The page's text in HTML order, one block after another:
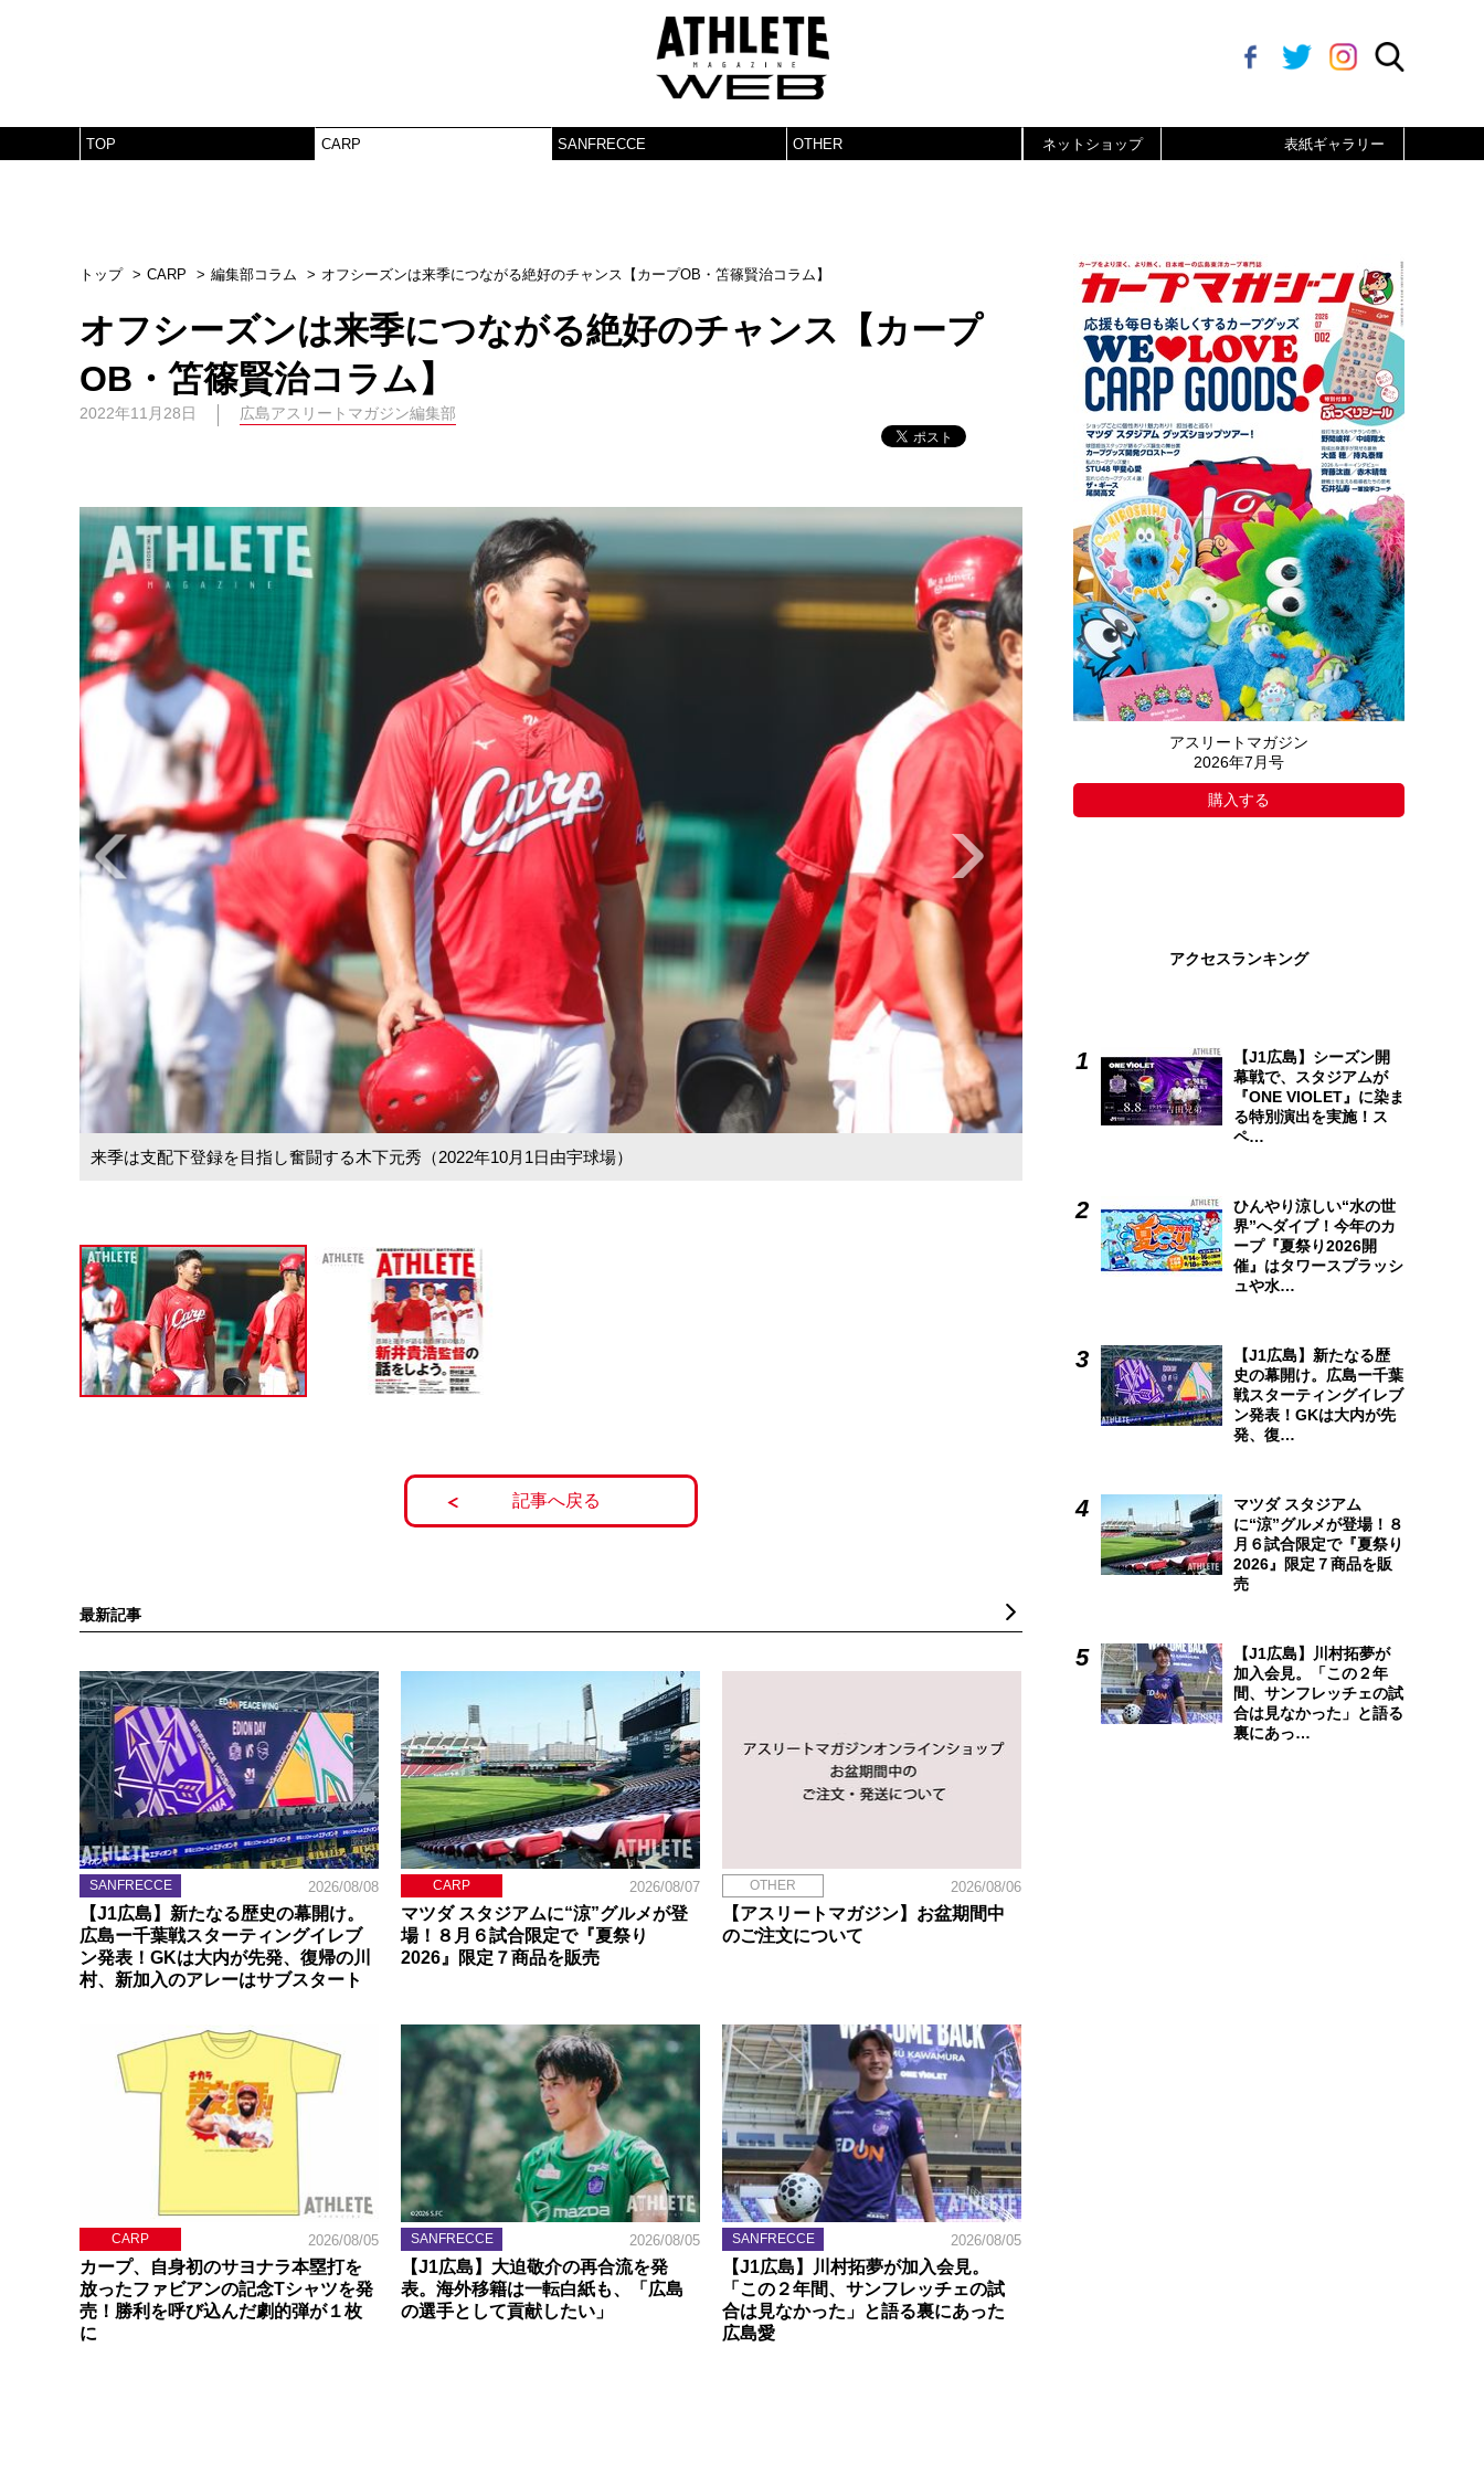
TOP CARP SANFRECCE OTHER ネットショップ 表紙ギャラリー
トップ CARP 編集部コラム オフシーズンは来季につながる絶好のチャンス【カープOB・笘篠賢治コラム】
オフシーズンは来季につながる絶好のチャンス【カープ
OB・笘篠賢治コラム】
2022年11月28日 広島アスリートマガジン編集部
来季は支配下登録を目指し奮闘する木下元秀（2022年10月1日由宇球場）
月刊誌でしか見ることのできないビジュアル
記事へ戻る
最新記事
SANFRECCE 2026/08/08
【J1広島】新たなる歴史の幕開け。
広島ー千葉戦スターティングイレブ
ン発表！GKは大内が先発、復帰の川
村、新加入のアレーはサブスタート
CARP 2026/08/07
マツダ スタジアムに“涼”グルメが登
場！８月６試合限定で『夏祭り
2026』限定７商品を販売
OTHER 2026/08/06
【アスリートマガジン】お盆期間中
のご注文について
CARP 2026/08/05
カープ、自身初のサヨナラ本塁打を
放ったファビアンの記念Tシャツを発
売！勝利を呼び込んだ劇的弾が１枚
に
SANFRECCE 2026/08/05
【J1広島】大迫敬介の再合流を発
表。海外移籍は一転白紙も、「広島
の選手として貢献したい」
SANFRECCE 2026/08/05
【J1広島】川村拓夢が加入会見。
「この２年間、サンフレッチェの試
合は見なかった」と語る裏にあった
広島愛
アスリートマガジン
2026年7月号
購入する
アクセスランキング
【J1広島】シーズン開
幕戦で、スタジアムが
『ONE VIOLET』に染ま
る特別演出を実施！ス
ペ…
ひんやり涼しい“水の世
界”へダイブ！今年のカ
ープ『夏祭り2026開
催』はタワースプラッシ
ュや水…
【J1広島】新たなる歴
史の幕開け。広島ー千葉
戦スターティングイレブ
ン発表！GKは大内が先
発、復…
マツダ スタジアム
に“涼”グルメが登場！８
月６試合限定で『夏祭り
2026』限定７商品を販
売
【J1広島】川村拓夢が
加入会見。「この２年
間、サンフレッチェの試
合は見なかった」と語る
裏にあっ…